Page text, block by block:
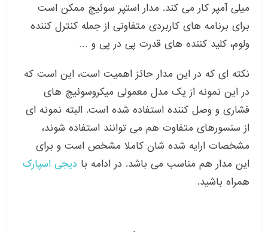
میلی آمپر کار می کند. مدار استپر سوئیچ ممکن است
برای برنامه های کاربردی متفاوتی از جمله کنترل کننده
ولوم، کلید کننده های قدرت پی در پی و …
نکته ای که در این مدار حائز اهمیت است، این است که
در این نمونه از یک مدل معمولی میکروسوئیچ های
فشاری و وصل کننده استفاده شده است. البته نمونه ای
از سنسورهای متفاوت هم می توانند استفاده شوند،
مشخصات ارایه شده شان کاملا مشخص است و برای
این مدار هم مناسب می باشد. در ادامه با دیجی اسپارک
همراه باشید.